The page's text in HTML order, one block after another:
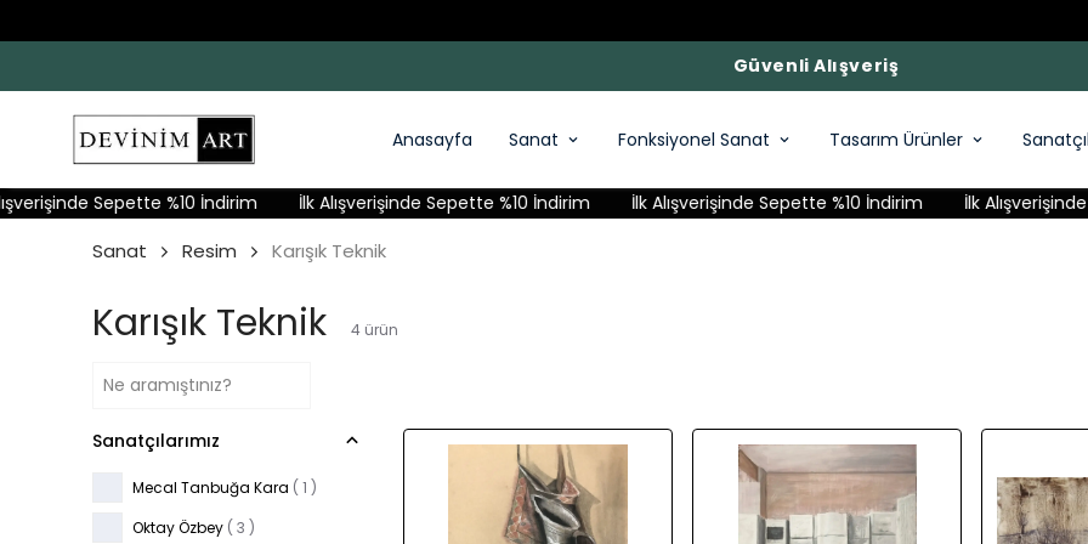
Güvenli Alışveriş
Anasayfa Sanat Fonksiyonel Sanat Tasarım Ürünler
Sepette %10 İndirim İlk Alışverişinde Sepette %10 İndirim İlk Alışverişinde Sepette %10 İndirim İlk Alışverişinde
Sanat Resim Karışık Teknik
Karışık Teknik 4 ürün
Sanatçılarımız
Mecal Tanbuğa Kara ( 1 )
Oktay Özbey ( 3 )